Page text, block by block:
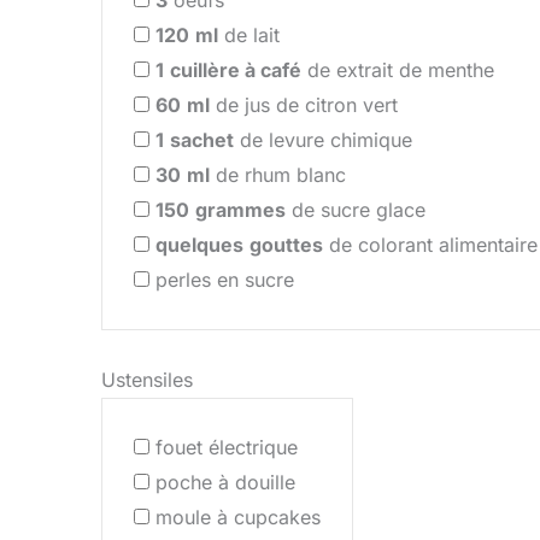
120 ml de lait
1 cuillère à café de extrait de menthe
60 ml de jus de citron vert
1 sachet de levure chimique
30 ml de rhum blanc
150 grammes de sucre glace
quelques gouttes de colorant
perles en sucre
Ustensiles
fouet électrique
poche à douille
moule à cupcakes